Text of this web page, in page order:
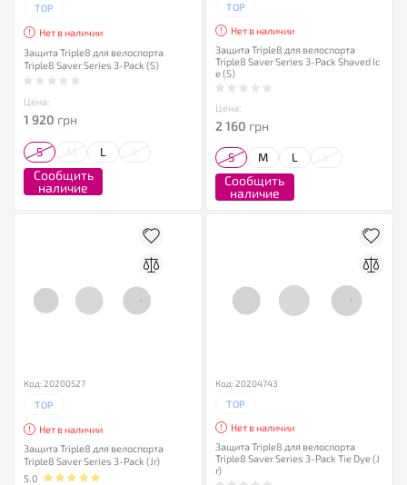
TOP
Нет в наличии
Защита Triple8 для велоспорта
Triple8 Saver Series 3-Pack (S)
Цена:
1 920 грн
S L
Сообщить
наличие
TOP
Нет в наличии
Защита Triple8 для велоспорта
Triple8 Saver Series 3-Pack Shaved Ic
e (S)
Цена:
2 160 грн
S M L
Сообщить
наличие
Код: 20200527
TOP
Нет в наличии
Защита Triple8 для велоспорта
Triple8 Saver Series 3-Pack (Jr)
5.0
Код: 20204743
TOP
Нет в наличии
Защита Triple8 для велоспорта
Triple8 Saver Series 3-Pack Tie Dye (J
r)